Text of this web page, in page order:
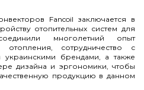
Fancoil заключается в
отопительных систем для
многолетний опыт
отопления, сотрудничество с
брендами, а также
дизайна и эргономики, чтобы
продукцию в данном